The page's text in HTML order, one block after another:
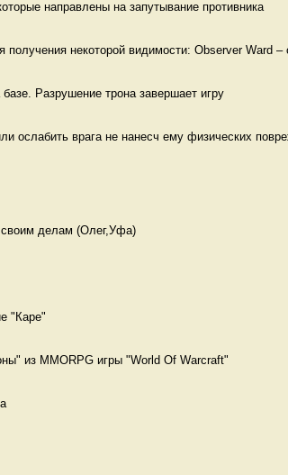
направлены на запутывание противника
некоторой видимости: Observer Ward –
Разрушение трона завершает игру
ослабить врага не нанесч ему физических
"Каре"
из MMORPG игры "World Of Warcraft"